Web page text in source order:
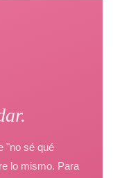
"no sé qué
lo mismo. Para